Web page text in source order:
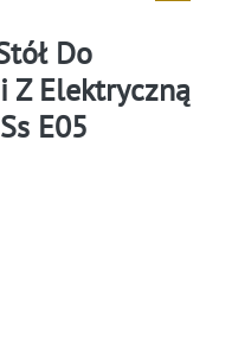
Do
Z Elektryczną
E05